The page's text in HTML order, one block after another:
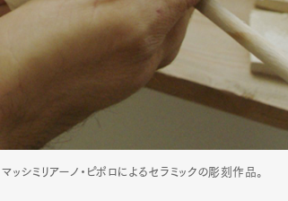
シミリアーノ・ピポロによるセラミックの彫刻作品。